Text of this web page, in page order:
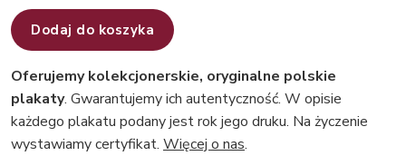
Dodaj do koszyka
Oferujemy kolekcjonerskie, oryginalne polskie
plakaty. Gwarantujemy ich autentyczność. W opisie
każdego plakatu podany jest rok jego druku. Na życzenie
wystawiamy certyfikat. Więcej o nas.